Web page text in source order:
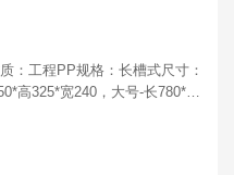
：工程PP规格：长槽式尺寸：
高325*宽240，大号-长780*高